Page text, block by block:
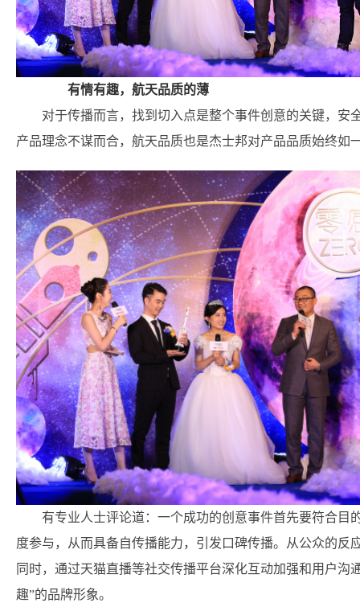
有情有趣，航天品质的薄
对于传播而言，找到切入点是整个事件创意的关键，
产品理念不谋而合，航天品质也是杰士邦对产品品质始终如
有专业人士评论道：一个成功的创意事件首先要符合
度参与，从而具备自传播能力，引发口碑传播。从公众的
同时，通过天猫直播等社交传播平台深化互动加强和用户
趣”的品牌形象。